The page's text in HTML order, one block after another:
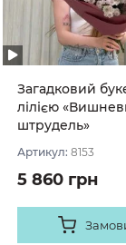
Загадковий
лілією
штрудель»
Артикул: 8153
5 860 грн